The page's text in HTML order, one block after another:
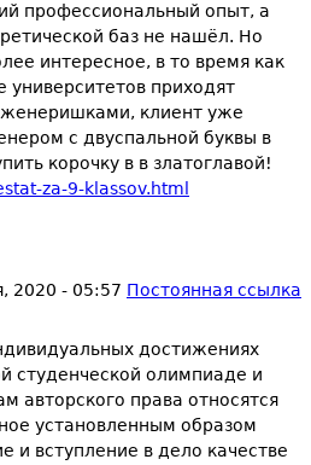
профессиональный опыт, а
баз не нашёл. Но
интересное, в то время как
университетов приходят
клиент уже
с двуспальной буквы в
корочку в в златоглавой!
za-9-klassov.html
2020 - 05:57 Постоянная ссылка
достижениях
студенческой олимпиаде и
авторского права относятся
установленным образом
и вступление в дело качестве